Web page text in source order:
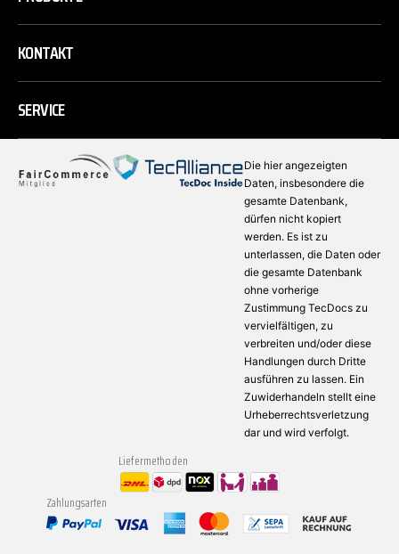
KONTAKT
SERVICE
Die hier angezeigten
Daten, insbesondere die
gesamte Datenbank,
dürfen nicht kopiert
werden. Es ist zu
unterlassen, die Daten oder
die gesamte Datenbank
ohne vorherige
Zustimmung TecDocs zu
vervielfältigen, zu
verbreiten und/oder diese
Handlungen durch Dritte
ausführen zu lassen. Ein
Zuwiderhandeln stellt eine
Urheberrechtsverletzung
dar und wird verfolgt.
Liefermethoden
Zahlungsarten